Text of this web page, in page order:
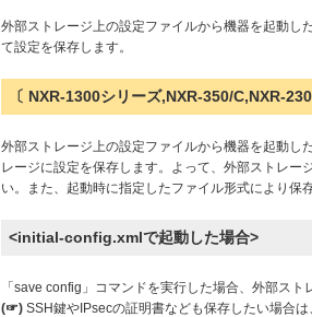
外部ストレージ上の設定ファイルから機器を起動
て設定を保存します。
〔 NXR-1300シリーズ,NXR-350/C,NXR-
外部ストレージ上の設定ファイルから機器を起動し
レージに設定を保存します。よって、外部ストレー
い。また、起動時に指定したファイル形式により保
<initial-config.xmlで起動した場合>
「save config」コマンドを実行した場合、外部ス
(☞) SSH鍵やIPsecの証明書なども保存したい場合